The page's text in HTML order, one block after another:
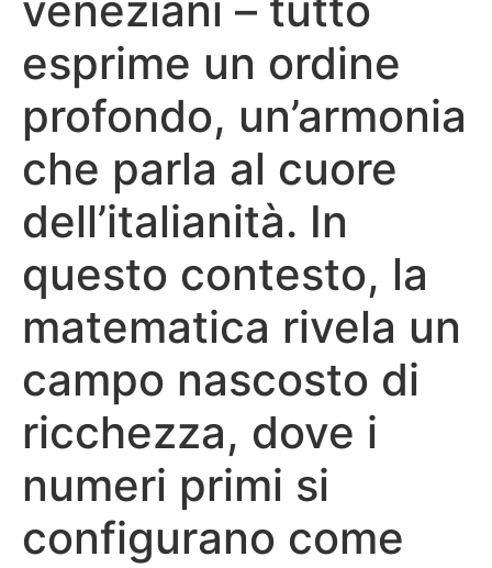
veneziani – tutto
esprime un ordine
profondo, un’armonia
che parla al cuore
dell’italianità. In
questo contesto, la
matematica rivela un
campo nascosto di
ricchezza, dove i
numeri primi si
configurano come